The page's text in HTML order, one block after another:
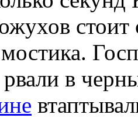
стоит
в